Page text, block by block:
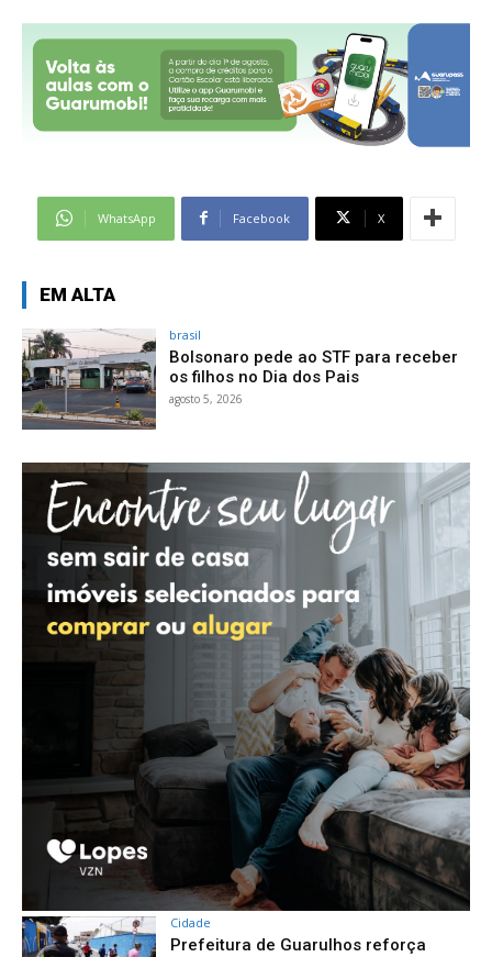
WhatsApp Facebook X
EM ALTA
brasil
Bolsonaro pede ao STF para receber
os filhos no Dia dos Pais
agosto 5, 2026
Cidade
Prefeitura de Guarulhos reforça